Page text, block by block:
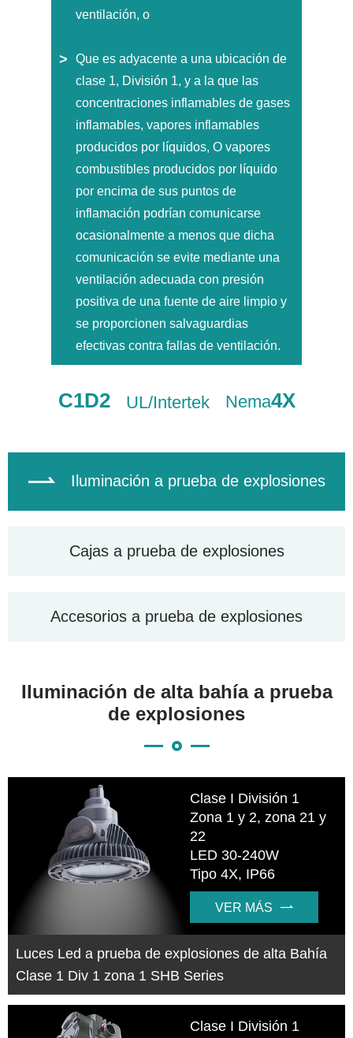
ventilación, o
Que es adyacente a una ubicación de
clase 1, División 1, y a la que las
concentraciones inflamables de gases
inflamables, vapores inflamables
producidos por líquidos, O vapores
combustibles producidos por líquido
por encima de sus puntos de
inflamación podrían comunicarse
ocasionalmente a menos que dicha
comunicación se evite mediante una
ventilación adecuada con presión
positiva de una fuente de aire limpio y
se proporcionen salvaguardias
efectivas contra fallas de ventilación.
C1D2 UL/Intertek Nema4X
 Iluminación a prueba de explosiones
Cajas a prueba de explosiones
Accesorios a prueba de explosiones
Iluminación de alta bahía a prueba
de explosiones
Clase I División 1
Zona 1 y 2, zona 21 y
22
LED 30-240W
Tipo 4X, IP66
VER MÁS 
Luces Led a prueba de explosiones de alta Bahía
Clase 1 Div 1 zona 1 SHB Series
Clase I División 1